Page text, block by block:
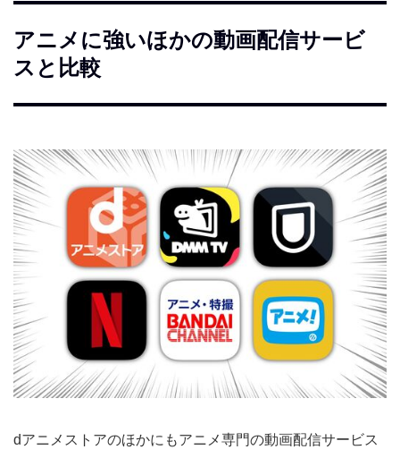
アニメに強いほかの動画配信サービ
スと比較
dアニメストアのほかにもアニメ専門の動画配信サービス